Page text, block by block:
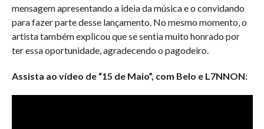
mensagem apresentando a ideia da música e o convidando
para fazer parte desse lançamento. No mesmo momento, o
artista também explicou que se sentia muito honrado por
ter essa oportunidade, agradecendo o pagodeiro.
Assista ao vídeo de “15 de Maio”, com Belo e L7NNON: